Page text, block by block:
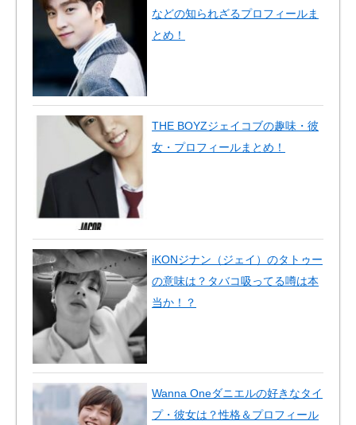
などの知られざるプロフィールま
とめ！
THE BOYZジェイコブの趣味・彼
女・プロフィールまとめ！
iKONジナン（ジェイ）のタトゥー
の意味は？タバコ吸ってる噂は本
当か！？
Wanna Oneダニエルの好きなタイ
プ・彼女は？性格＆プロフィール